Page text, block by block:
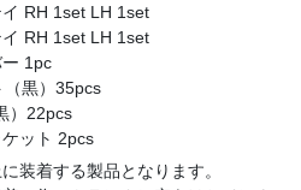
RH 1set LH 1set
RH 1set LH 1set
1pc
黒）35pcs
）22pcs
ット 2pcs
装着する製品となります。